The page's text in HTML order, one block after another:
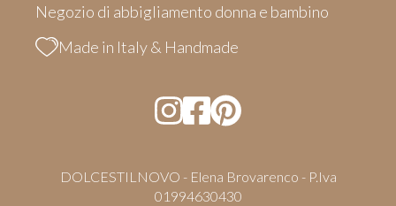
Negozio di abbigliamento donna e bambino
Made in Italy & Handmade
DOLCESTILNOVO - Elena Brovarenco - P.Iva
01994630430